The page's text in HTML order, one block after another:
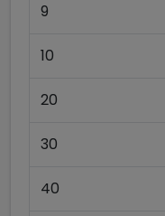
9
10
20
30
40